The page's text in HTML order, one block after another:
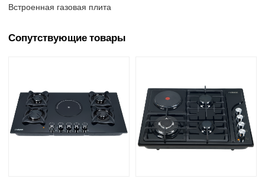
Встроенная газовая плита
Сопутствующие товары